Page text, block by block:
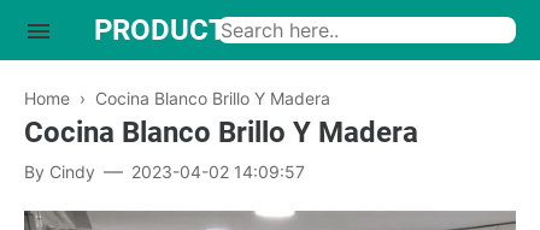
Home › Cocina Blanco Brillo Y Madera
Cocina Blanco Brillo Y Madera
By Cindy 2023-04-02 14:09:57